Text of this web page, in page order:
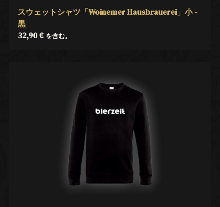
スウェットシャツ「Woinemer Hausbrauerei」小 -
黒
32,90€ を含む。